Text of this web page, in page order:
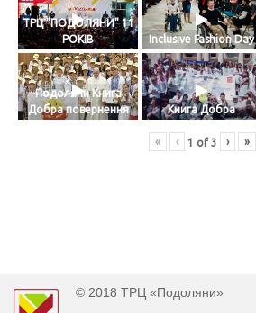
ТРЦ "ПОДОЛЯНИ" 11
РОКІВ
Inclusive Fashion Day
Подоляни Книга
Добра повернення
Книга Добра
« ‹ 1 of 3 › »
© 2018 ТРЦ «Подоляни»